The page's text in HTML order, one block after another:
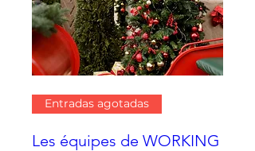
Entradas agotadas
Les équipes de WORKING